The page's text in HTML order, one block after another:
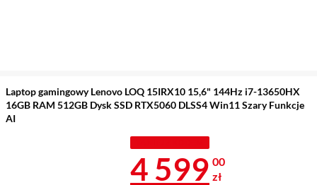
Laptop gamingowy Lenovo LOQ 15IRX10 15,6" 144Hz i7-13650HX
16GB RAM 512GB Dysk SSD RTX5060 DLSS4 Win11 Szary Funkcje
AI
Cena 4 599 zł
4 599 00
zł